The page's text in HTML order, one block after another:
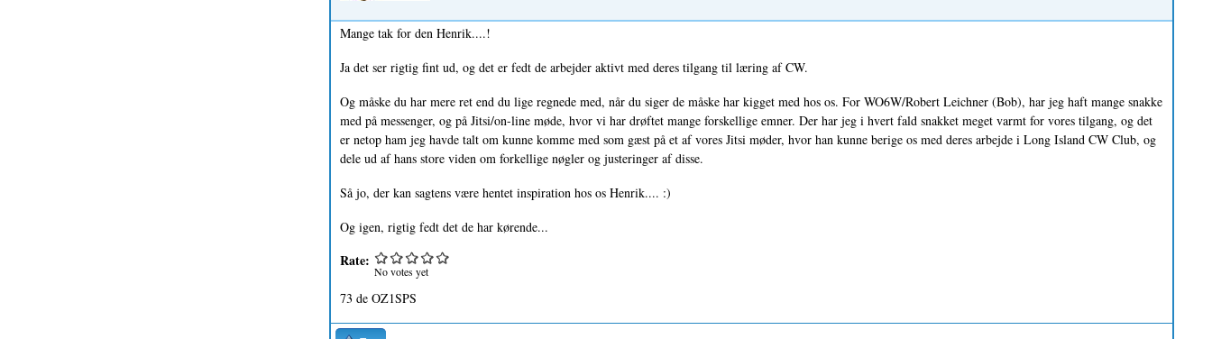
Mange tak for den Henrik....!
Ja det ser rigtig fint ud, og det er fedt de arbejder aktivt med deres tilgang til læring af CW.
Og måske du har mere ret end du lige regnede med, når du siger de måske har kigget med hos os. For WO6W/Robert Leichner (Bob), har jeg haft mange snakke
med på messenger, og på Jitsi/on-line møde, hvor vi har drøftet mange forskellige emner. Der har jeg i hvert fald snakket meget varmt for vores tilgang, og det
er netop ham jeg havde talt om kunne komme med som gæst på et af vores Jitsi møder, hvor han kunne berige os med deres arbejde i Long Island CW Club, og
dele ud af hans store viden om forkellige nøgler og justeringer af disse.
Så jo, der kan sagtens være hentet inspiration hos os Henrik.... :)
Og igen, rigtig fedt det de har kørende...
Rate:
No votes yet
73 de OZ1SPS